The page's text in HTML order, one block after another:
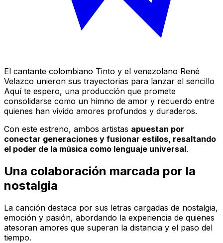
El cantante colombiano Tinto y el venezolano René
Velazco unieron sus trayectorias para lanzar el sencillo
Aquí te espero, una producción que promete
consolidarse como un himno de amor y recuerdo entre
quienes han vivido amores profundos y duraderos.
Con este estreno, ambos artistas apuestan por
conectar generaciones y fusionar estilos, resaltando
el poder de la música como lenguaje universal.
Una colaboración marcada por la
nostalgia
La canción destaca por sus letras cargadas de nostalgia,
emoción y pasión, abordando la experiencia de quienes
atesoran amores que superan la distancia y el paso del
tiempo.